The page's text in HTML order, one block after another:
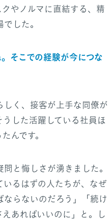
やノルマに直結する、精
した。
そこでの経験が今につな
しく、接客が上手な同僚が
した活躍している社員ほ
んです。
と悔しさが湧きました。
いるはずの人たちが、なぜ
らないのだろう」「続け
あればいいのに」と。し